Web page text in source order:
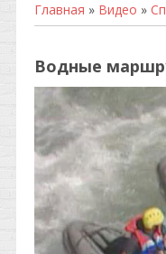
Главная » Видео »
Водные